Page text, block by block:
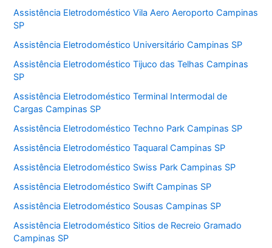
Assistência Eletrodoméstico Vila Aero Aeroporto Campinas
SP
Assistência Eletrodoméstico Universitário Campinas SP
Assistência Eletrodoméstico Tijuco das Telhas Campinas
SP
Assistência Eletrodoméstico Terminal Intermodal de
Cargas Campinas SP
Assistência Eletrodoméstico Techno Park Campinas SP
Assistência Eletrodoméstico Taquaral Campinas SP
Assistência Eletrodoméstico Swiss Park Campinas SP
Assistência Eletrodoméstico Swift Campinas SP
Assistência Eletrodoméstico Sousas Campinas SP
Assistência Eletrodoméstico Sitios de Recreio Gramado
Campinas SP